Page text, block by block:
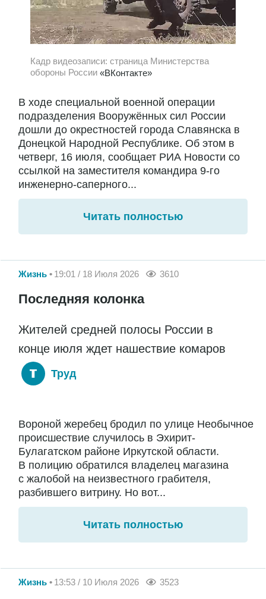
Кадр видеозаписи: страница Министерства
обороны России «ВКонтакте»
В ходе специальной военной операции
подразделения Вооружённых сил России
дошли до окрестностей города Славянска в
Донецкой Народной Республике. Об этом в
четверг, 16 июля, сообщает РИА Новости со
ссылкой на заместителя командира 9-го
инженерно-саперного...
Читать полностью
Жизнь 19:01 / 18 Июля 2026 3610
Последняя колонка
Жителей средней полосы России в
конце июля ждет нашествие комаров
Труд
Вороной жеребец бродил по улице Необычное
происшествие случилось в Эхирит-
Булагатском районе Иркутской области.
В полицию обратился владелец магазина
с жалобой на неизвестного грабителя,
разбившего витрину. Но вот...
Читать полностью
Жизнь 13:53 / 10 Июля 2026 3523